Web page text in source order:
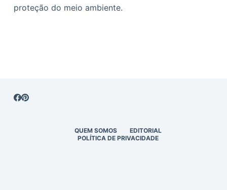
proteção do meio ambiente.
QUEM SOMOS
EDITORIAL
POLÍTICA DE PRIVACIDADE